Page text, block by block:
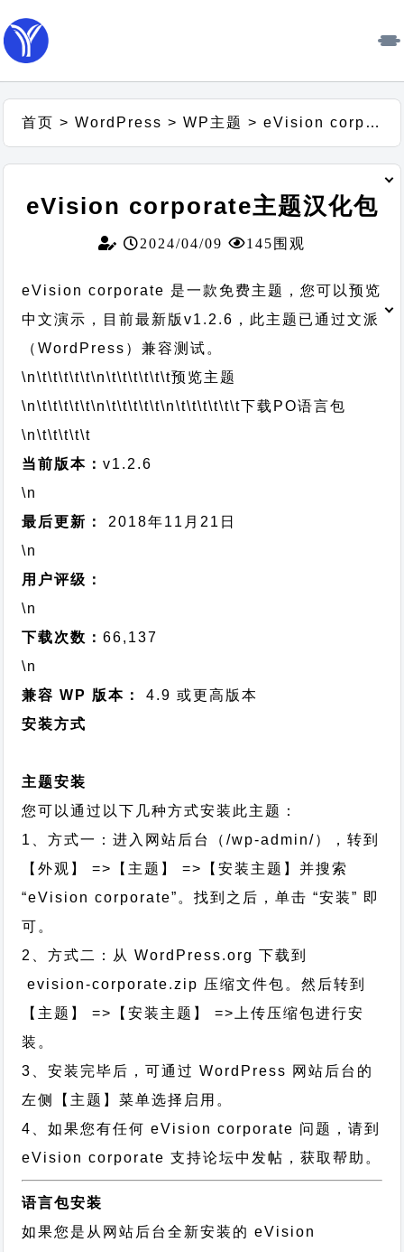
首页 >WordPress >WP主题 >eVision corporate主题汉化包
eVision corporate主题汉化包
2024/04/09 145围观
eVision corporate 是一款免费主题，您可以预览
中文演示，目前最新版v1.2.6，此主题已通过文派
（WordPress）兼容测试。
\n\t\t\t\t\t\n\t\t\t\t\t\t预览主题
\n\t\t\t\t\t\n\t\t\t\t\t\n\t\t\t\t\t\t下载PO语言包
\n\t\t\t\t\t
当前版本：v1.2.6
\n
最后更新：
2018年11月21日
\n
用户评级：
\n
下载次数：66,137
\n
兼容 WP 版本：
4.9 或更高版本
安装方式
主题安装
您可以通过以下几种方式安装此主题：
1、方式一：进入网站后台（/wp-admin/），转到
【外观】 =>【主题】 =>【安装主题】并搜索
“eVision corporate”。找到之后，单击 “安装” 即
可。
2、方式二：从 WordPress.org 下载到
evision-corporate.zip 压缩文件包。然后转到
【主题】 =>【安装主题】 =>上传压缩包进行安
装。
3、安装完毕后，可通过 WordPress 网站后台的
左侧【主题】菜单选择启用。
4、如果您有任何 eVision corporate 问题，请到
eVision corporate 支持论坛中发帖，获取帮助。
语言包安装
如果您是从网站后台全新安装的 eVision